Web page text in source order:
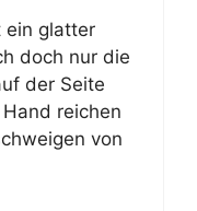
ein glatter
doch nur die
der Seite
reichen
von